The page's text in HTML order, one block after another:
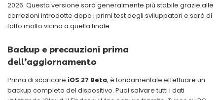
2026. Questa versione sarà generalmente più stabile grazie alle
correzioni introdotte dopo i primi test degli sviluppatori e sarà di
fatto molto vicina a quella finale.
Backup e precauzioni prima
dell’aggiornamento
Prima di scaricare iOS 27 Beta, è fondamentale effettuare un
backup completo del dispositivo. Puoi salvare tutti i dati